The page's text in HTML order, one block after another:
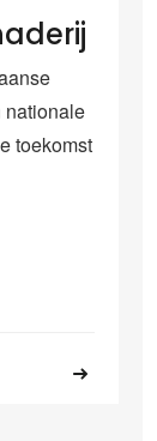
nationale
toekomst